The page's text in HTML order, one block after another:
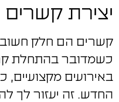
יצירת
קשרים הם חלק חשוב
כשמדובר בהתחלת
באירועים מקצועיים,
החדש. זה יעזור לך